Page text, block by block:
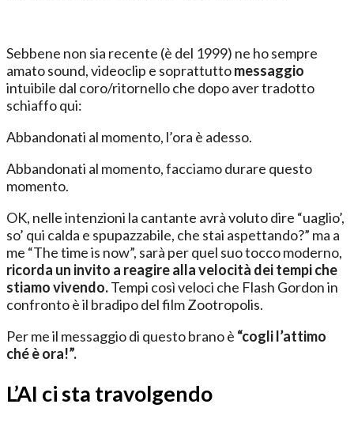
Sebbene non sia recente (è del 1999) ne ho sempre
amato sound, videoclip e soprattuttomessaggio
intuibile dal coro/ritornello che dopo aver tradotto
schiaffo qui:
Abbandonati al momento, l’ora è adesso.
Abbandonati al momento, facciamo durare questo
momento.
OK, nelle intenzioni la cantante avrà voluto dire “uaglio’,
so’ qui calda e spupazzabile, che stai aspettando?” ma a
me “The time is now”, sarà per quel suo tocco moderno,
ricorda un invito a reagire alla velocità dei tempi che
stiamo vivendo.Tempi così veloci che Flash Gordon in
confronto è il bradipo del film Zootropolis.
Per me il messaggio di questo brano è “cogli l’attimo
ché è ora!”.
L’AI ci sta travolgendo